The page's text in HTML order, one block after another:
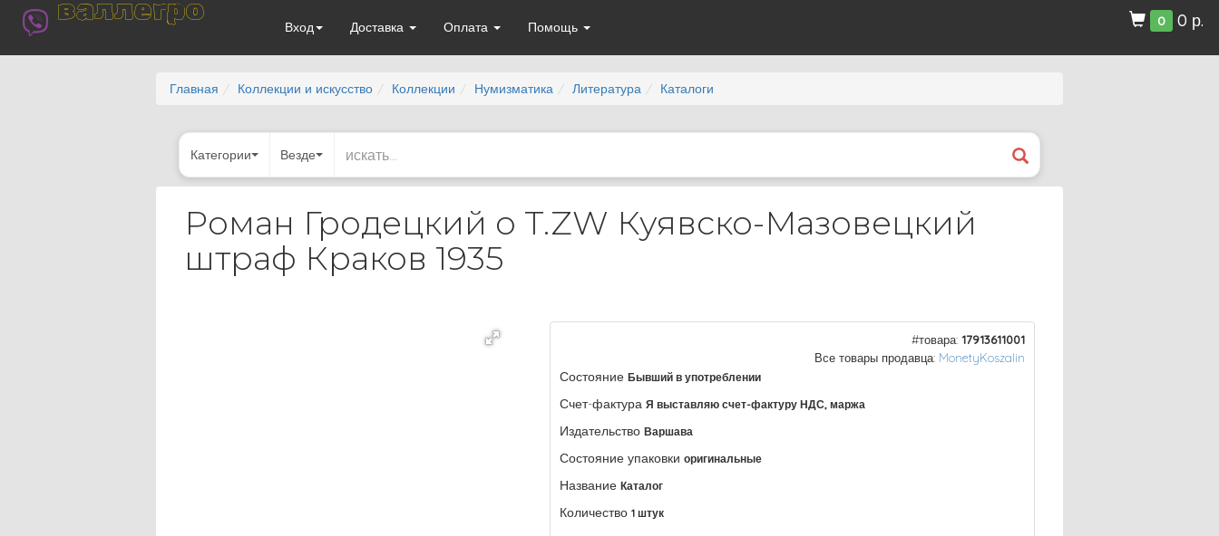
валлегро
Вход Доставка Оплата Помощь 0 0 р.
Главная Коллекции и искусство Коллекции Нумизматика Литература Каталоги
Категории Везде
Роман Гродецкий о T.ZW Куявско-Мазовецкий
штраф Краков 1935
#товара: 17913611001
Все товары продавца: MonetyKoszalin
Состояние Бывший в употреблении
Счет-фактура Я выставляю счет-фактуру НДС, маржа
Издательство Варшава
Состояние упаковки оригинальные
Название Каталог
Количество 1 штук